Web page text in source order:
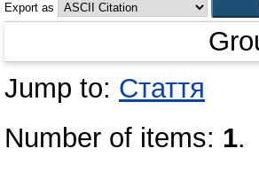
Export as
Jump to: Стаття
Number of items: 1.